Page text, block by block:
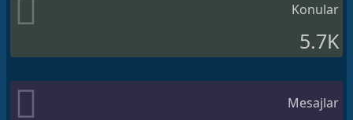
Konular
5.7K
Mesajlar